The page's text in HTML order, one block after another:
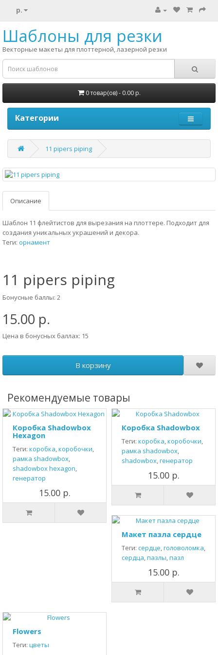
р.
Шаблоны для резки
Векторные макеты для плоттерной, лазерной резки
0 товар(ов) - 0.00 р.
Категории
11 pipers piping
Описание
Шаблон 11 флейтистов для вырезания на плоттере. Подходит для
создания уникальных украшений и декора.
Теги: орнамент
11 pipers piping
Бонусные баллы: 2
15.00 р.
Цена в бонусных баллах: 15
В корзину
Рекомендуемые товары
Коробка Shadowbox
Hexagon
Теги: коробка,коробочки,
рамка shadowbox,
shadowbox hexagon,
генератор
15.00 р.
Коробка Shadowbox
Теги: коробка,коробочки,
рамка shadowbox,
shadowbox,генератор
15.00 р.
Макет пазла сердце
Теги: сердце,головоломка,
сердца,пазлы,пазл
15.00 р.
Flowers
Теги: цветы